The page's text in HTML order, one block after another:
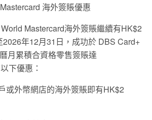
海外簽賬優惠
Mastercard海外簽賬繼續有HK$2
2026年12月31日，成功於 DBS Card+
月累積合資格零售簽賬達
下優惠：
或外幣網店的海外簽賬即有HK$2